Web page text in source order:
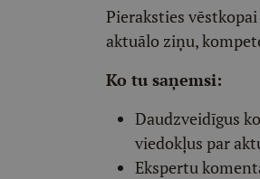
Pieraksties
aktuālo ziņu,
Ko tu saņemsi:
Daudzveidīgus
viedokļus par
Ekspertu